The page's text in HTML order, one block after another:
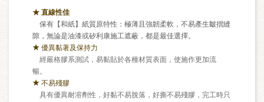
★ 直線性佳
保有 【和紙】 紙質原特性：極薄且強韌柔軟，不易產生皺摺縫
隙，無論是油漆或矽利康施工遮蔽，都是最佳選擇。
★ 優異黏著及保持力
經嚴格膠系測試，易黏貼於各種材質表面，使施作更加流
暢。
★ 不易殘膠
具有優異耐溶劑性，好黏不易脫落，好撕不易殘膠，完工時只